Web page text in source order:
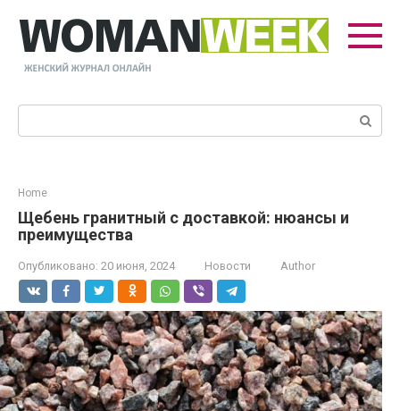
контенту
Поиск:
Home
Щебень гранитный с доставкой: нюансы и
преимущества
Опубликовано: 20 июня, 2024 Новости Author